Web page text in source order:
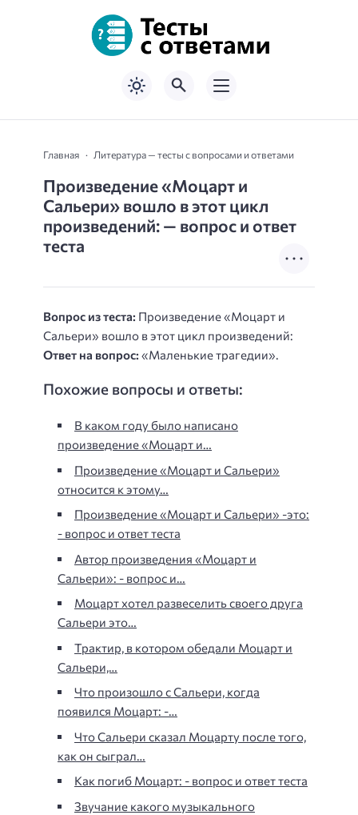
Главная Литература — тесты с вопросами и ответами
Произведение «Моцарт и
Сальери» вошло в этот цикл
произведений: — вопрос и ответ
теста
Вопрос из теста: Произведение «Моцарт и
Сальери» вошло в этот цикл произведений:
Ответ на вопрос: «Маленькие трагедии».
Похожие вопросы и ответы:
В каком году было написано
произведение «Моцарт и…
Произведение «Моцарт и Сальери»
относится к этому…
Произведение «Моцарт и Сальери» -это:
- вопрос и ответ теста
Автор произведения «Моцарт и
Сальери»: - вопрос и…
Моцарт хотел развеселить своего друга
Сальери это…
Трактир, в котором обедали Моцарт и
Сальери,…
Что произошло с Сальери, когда
появился Моцарт: -…
Что Сальери сказал Моцарту после того,
как он сыграл…
Как погиб Моцарт: - вопрос и ответ теста
Звучание какого музыкального